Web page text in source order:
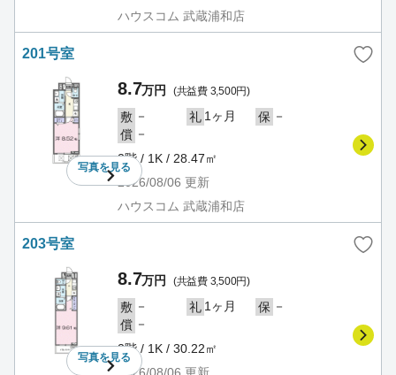
ハウスコム 武蔵浦和店
201号室
写真を見る
8.7万円 (共益費 3,500円)
敷 － 礼 1ヶ月 保 －
償 －
2階 / 1K / 28.47㎡
2026/08/06 更新
ハウスコム 武蔵浦和店
203号室
写真を見る
8.7万円 (共益費 3,500円)
敷 － 礼 1ヶ月 保 －
償 －
2階 / 1K / 30.22㎡